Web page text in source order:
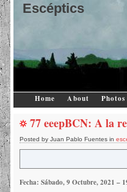
Escéptics
Home About Photos
77 eeepBCN: A la
Posted by Juan Pablo Fuentes in
Fecha: Sábado, 9 Octubre, 2021 –